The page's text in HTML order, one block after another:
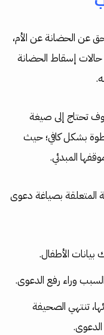
عن الحضانة عن الأم،
إسقاط الحضانة
تحتاج إلى صيغة
بشكل كافي؛ حيث
المبدئي.
المتعلقة بصياغة دعوى
بيانات الأطفال.
وراء رفع الدعوى.
تنتهي الصحيفة